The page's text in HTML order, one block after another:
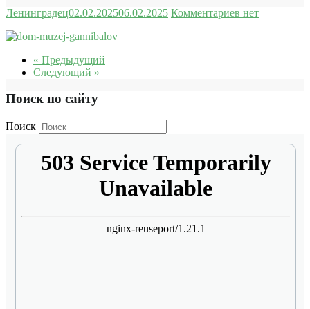
Ленинградец02.02.202506.02.2025 Комментариев нет
« Предыдущий
Следующий »
Поиск по сайту
Поиск